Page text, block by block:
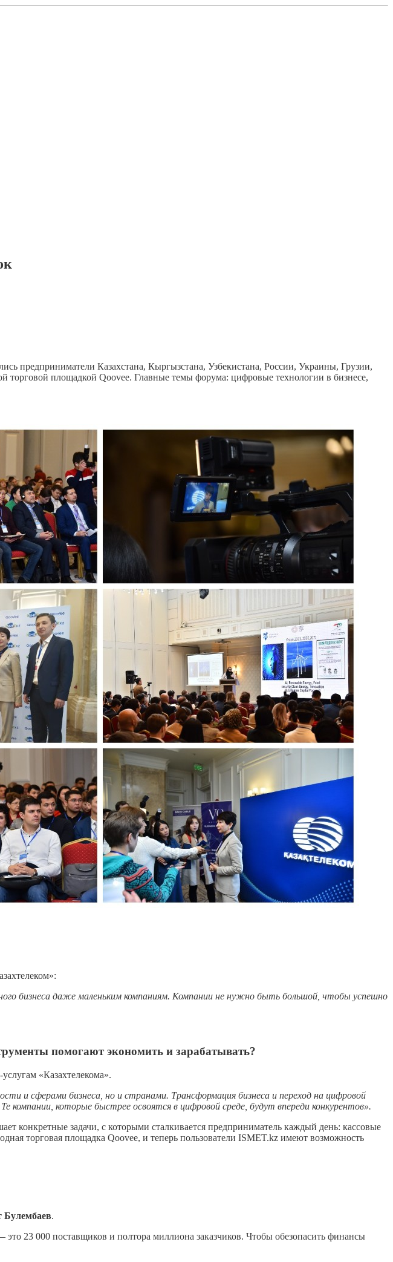
предприниматели Казахстана, Кыргызстана, Узбекистана, России, Украины, Грузии,
площадкой Qoovee. Главные темы форума: цифровые технологии в бизнесе,
бизнеса даже маленьким компаниям. Компании не нужно быть большой, чтобы успешно
помогают экономить и зарабатывать?
«Казахтелекома».
и сферами бизнеса, но и странами. Трансформация бизнеса и переход на цифровой
которые быстрее освоятся в цифровой среде, будут впереди конкурентов».
конкретные задачи, с которыми сталкивается предприниматель каждый день: кассовые
торговая площадка Qoovee, и теперь пользователи ISMET.kz имеют возможность
Булембаев.
23 000 поставщиков и полтора миллиона заказчиков. Чтобы обезопасить финансы